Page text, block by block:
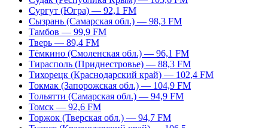
Сургут (Югра) — 92,1 FM
Сызрань (Самарская обл.) — 98,3 FM
Тамбов — 99,9 FM
Тверь — 89,4 FM
Тёмкино (Смоленская обл.) — 96,1 FM
Тирасполь (Приднестровье) — 88,3 FM
Тихорецк (Краснодарский край) — 102,4 FM
Токмак (Запорожская обл.) — 104,9 FM
Тольятти (Самарская обл.) — 94,9 FM
Томск — 92,6 FM
Торжок (Тверская обл.) — 94,7 FM